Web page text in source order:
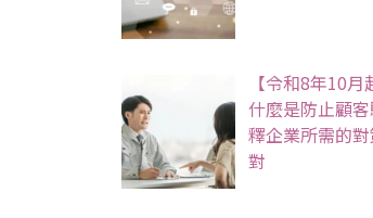
【令和8年10月
什麼是防止顧
釋企業所需的
對